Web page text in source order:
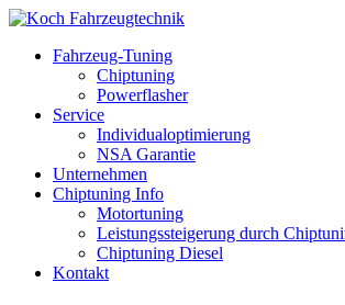
Fahrzeug-Tuning
Chiptuning
Powerflasher
Service
Individualoptimierung
NSA Garantie
Unternehmen
Chiptuning Info
Motortuning
Leistungssteigerung durch
Chiptuning Diesel
Kontakt